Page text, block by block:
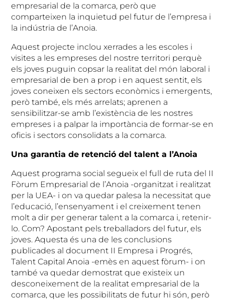
empresarial de la comarca, però que
comparteixen la inquietud pel futur de l’empresa i
la indústria de l’Anoia.
Aquest projecte inclou xerrades a les escoles i
visites a les empreses del nostre territori perquè
els joves puguin copsar la realitat del món laboral i
empresarial de ben a prop i en aquest sentit, els
joves coneixen els sectors econòmics i emergents,
però també, els més arrelats; aprenen a
sensibilitzar-se amb l’existència de les nostres
empreses i a palpar la importància de formar-se en
oficis i sectors consolidats a la comarca.
Una garantia de retenció del talent a l’Anoia
Aquest programa social segueix el full de ruta del II
Fòrum Empresarial de l’Anoia -organitzat i realitzat
per la UEA- i on va quedar palesa la necessitat que
l’educació, l’ensenyament i el creixement tenen
molt a dir per generar talent a la comarca i, retenir-
lo. Com? Apostant pels treballadors del futur, els
joves. Aquesta és una de les conclusions
publicades al document II Empresa i Progrés,
Talent Capital Anoia -emès en aquest fòrum- i on
també va quedar demostrat que existeix un
desconeixement de la realitat empresarial de la
comarca, que les possibilitats de futur hi són, però